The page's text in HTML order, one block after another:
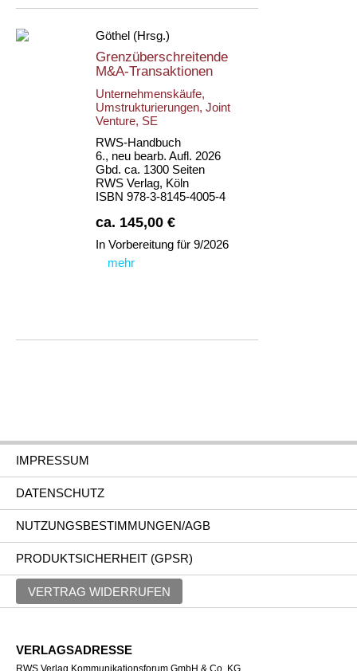
Göthel (Hrsg.)
Grenzüberschreitende
M&A-Transaktionen
Unternehmenskäufe,
Umstrukturierungen, Joint
Venture, SE
RWS-Handbuch
6., neu bearb. Aufl. 2026
Gbd. ca. 1300 Seiten
RWS Verlag, Köln
ISBN 978-3-8145-4005-4
ca. 145,00 €
In Vorbereitung für 9/2026
mehr
IMPRESSUM
DATENSCHUTZ
NUTZUNGSBESTIMMUNGEN/AGB
PRODUKTSICHERHEIT (GPSR)
VERTRAG WIDERRUFEN
VERLAGSADRESSE
RWS Verlag Kommunikationsforum GmbH & Co. KG